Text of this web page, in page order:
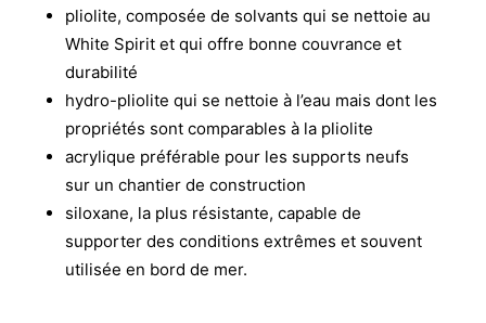
pliolite, composée de solvants qui se nettoie au
White Spirit et qui offre bonne couvrance et
durabilité
hydro-pliolite qui se nettoie à l’eau mais dont les
propriétés sont comparables à la pliolite
acrylique préférable pour les supports neufs
sur un chantier de construction
siloxane, la plus résistante, capable de
supporter des conditions extrêmes et souvent
utilisée en bord de mer.